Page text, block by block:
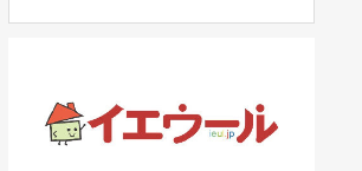
「地震ザブトン」